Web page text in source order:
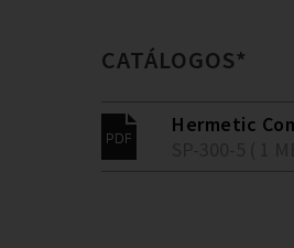
CATÁLOGOS*
Hermetic